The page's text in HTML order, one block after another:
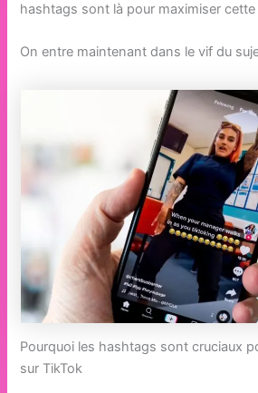
hashtags sont là pour maximiser
On entre maintenant dans le vif du
Pourquoi les hashtags sont cruciaux
sur TikTok